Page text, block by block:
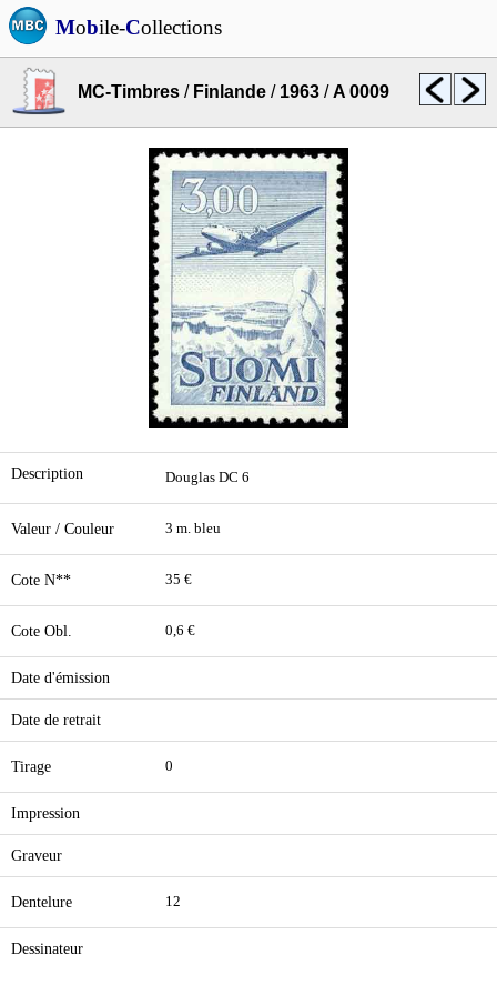
Mobile-Collections
MC-Timbres / Finlande / 1963 /A 0009
Description Douglas DC 6
Valeur / Couleur 3 m. bleu
Cote N** 35 €
Cote Obl. 0,6 €
Date d'émission
Date de retrait
Tirage 0
Impression
Graveur
Dentelure 12
Dessinateur